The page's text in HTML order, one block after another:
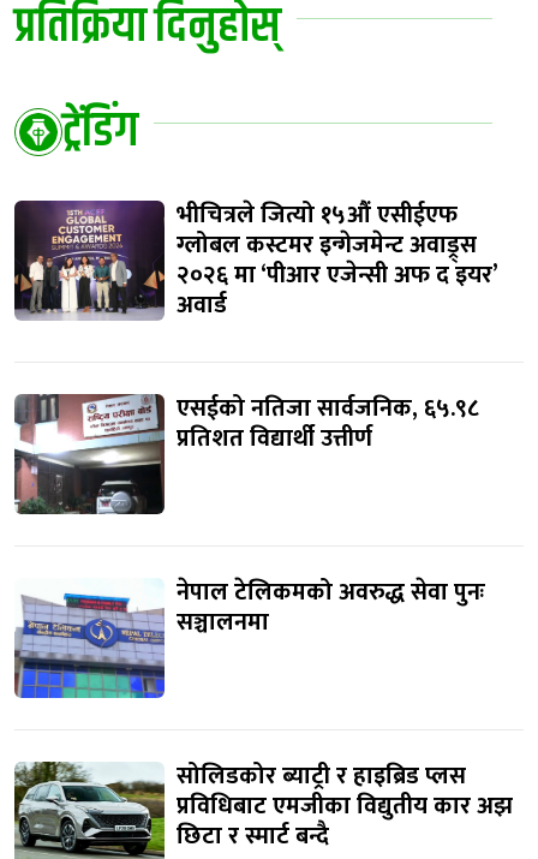
प्रतिक्रिया दिनुहोस्
ट्रेंडिंग
भीचित्रले जित्यो १५औं एसीईएफ
ग्लोबल कस्टमर इन्गेजमेन्ट अवाड्र्स
२०२६ मा ‘पीआर एजेन्सी अफ द इयर’
अवार्ड
एसईको नतिजा सार्वजनिक, ६५.९८
प्रतिशत विद्यार्थी उत्तीर्ण
नेपाल टेलिकमको अवरुद्ध सेवा पुनः
सञ्चालनमा
सोलिडकोर ब्याट्री र हाइब्रिड प्लस
प्रविधिबाट एमजीका विद्युतीय कार अझ
छिटा र स्मार्ट बन्दै